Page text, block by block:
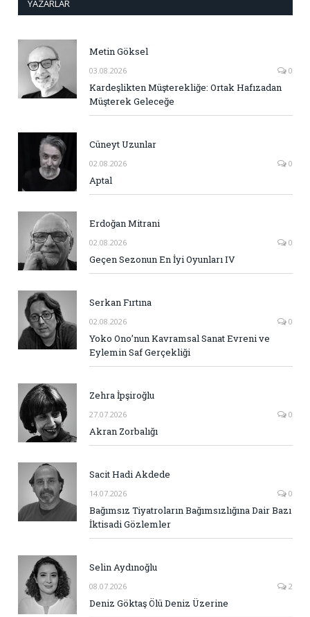
YAZARLAR
Metin Göksel
03.08.2026 0
Kardeşlikten Müşterekliğe: Ortak Hafızadan
Müşterek Geleceğe
Cüneyt Uzunlar
02.08.2026 0
Aptal
Erdoğan Mitrani
02.08.2026 0
Geçen Sezonun En İyi Oyunları IV
Serkan Fırtına
02.08.2026 0
Yoko Ono’nun Kavramsal Sanat Evreni ve
Eylemin Saf Gerçekliği
Zehra İpşiroğlu
27.07.2026 0
Akran Zorbalığı
Sacit Hadi Akdede
14.07.2026 0
Bağımsız Tiyatroların Bağımsızlığına Dair Bazı
İktisadi Gözlemler
Selin Aydınoğlu
08.07.2026 2
Deniz Göktaş Ölü Deniz Üzerine